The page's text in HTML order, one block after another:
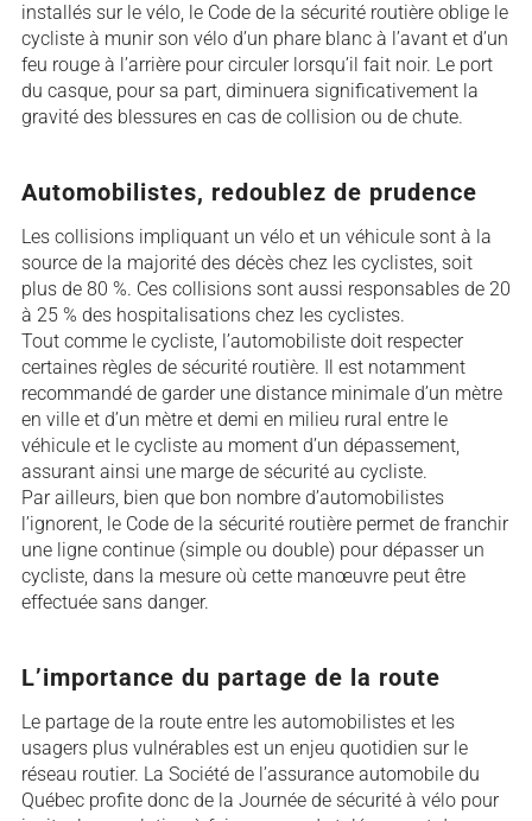
installés sur le vélo, le Code de la sécurité routière oblige le
cycliste à munir son vélo d’un phare blanc à l’avant et d’un
feu rouge à l’arrière pour circuler lorsqu’il fait noir. Le port
du casque, pour sa part, diminuera significativement la
gravité des blessures en cas de collision ou de chute.
Automobilistes, redoublez de prudence
Les collisions impliquant un vélo et un véhicule sont à la
source de la majorité des décès chez les cyclistes, soit
plus de 80 %. Ces collisions sont aussi responsables de 20
à 25 % des hospitalisations chez les cyclistes.
Tout comme le cycliste, l’automobiliste doit respecter
certaines règles de sécurité routière. Il est notamment
recommandé de garder une distance minimale d’un mètre
en ville et d’un mètre et demi en milieu rural entre le
véhicule et le cycliste au moment d’un dépassement,
assurant ainsi une marge de sécurité au cycliste.
Par ailleurs, bien que bon nombre d’automobilistes
l’ignorent, le Code de la sécurité routière permet de franchir
une ligne continue (simple ou double) pour dépasser un
cycliste, dans la mesure où cette manœuvre peut être
effectuée sans danger.
L’importance du partage de la route
Le partage de la route entre les automobilistes et les
usagers plus vulnérables est un enjeu quotidien sur le
réseau routier. La Société de l’assurance automobile du
Québec profite donc de la Journée de sécurité à vélo pour